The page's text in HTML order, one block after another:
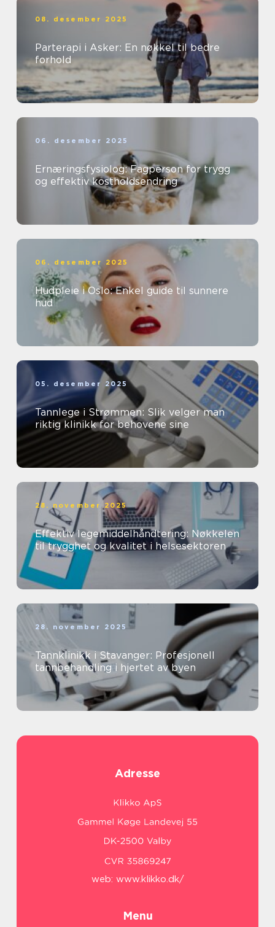
08. desember 2025
Parterapi i Asker: En nøkkel til bedre
forhold
06. desember 2025
Ernæringsfysiolog: Fagperson for trygg
og effektiv kostholdsendring
06. desember 2025
Hudpleie i Oslo: Enkel guide til sunnere
hud
05. desember 2025
Tannlege i Strømmen: Slik velger man
riktig klinikk for behovene sine
28. november 2025
Effektiv legemiddelhåndtering: Nøkkelen
til trygghet og kvalitet i helsesektoren
28. november 2025
Tannklinikk i Stavanger: Profesjonell
tannbehandling i hjertet av byen
Adresse
web: www.klikko.dk/
Menu